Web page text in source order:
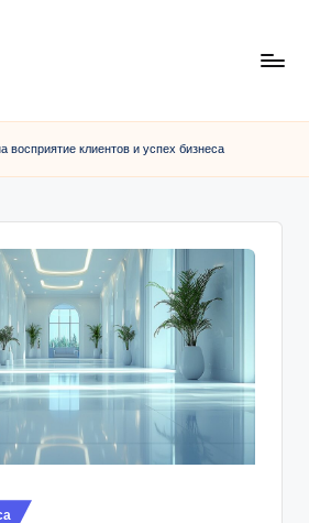
восприятие клиентов и успех бизнеса